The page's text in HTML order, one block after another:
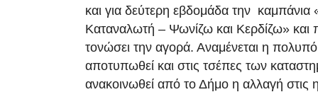
και για δεύτερη εβδομάδα την
Καταναλωτή – Ψωνίζω και Κερδίζω» και
τονώσει την αγορά. Αναμένεται η
αποτυπωθεί και στις τσέπες των
ανακοινωθεί από το Δήμο η αλλαγή στις